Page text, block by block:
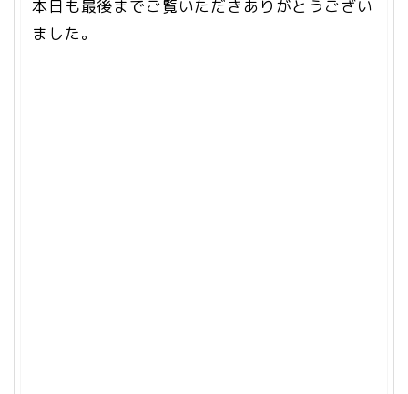
本日も最後までご覧いただきありがとうござい
ました。